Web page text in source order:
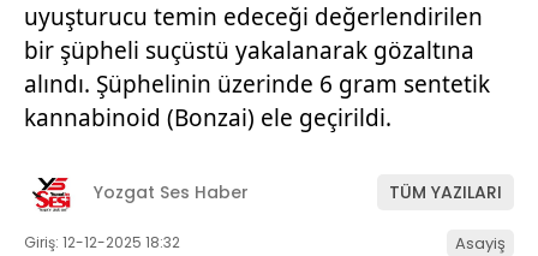
uyuşturucu temin edeceği değerlendirilen
bir şüpheli suçüstü yakalanarak gözaltına
alındı. Şüphelinin üzerinde 6 gram sentetik
kannabinoid (Bonzai) ele geçirildi.
Yozgat Ses Haber TÜM YAZILARI
Giriş: 12-12-2025 18:32 Asayiş